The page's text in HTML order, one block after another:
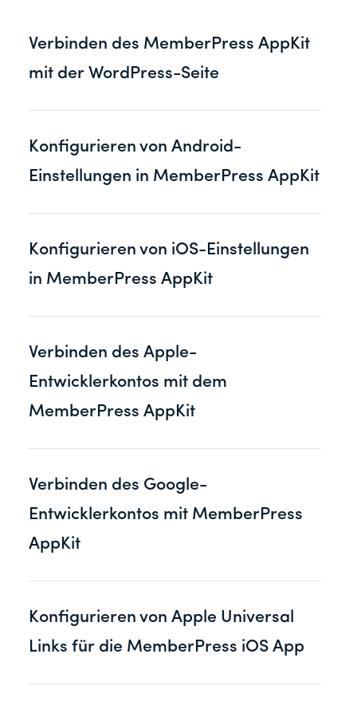
Verbinden des MemberPress AppKit
mit der WordPress-Seite
Konfigurieren von Android-
Einstellungen in MemberPress AppKit
Konfigurieren von iOS-Einstellungen
in MemberPress AppKit
Verbinden des Apple-
Entwicklerkontos mit dem
MemberPress AppKit
Verbinden des Google-
Entwicklerkontos mit MemberPress
AppKit
Konfigurieren von Apple Universal
Links für die MemberPress iOS App